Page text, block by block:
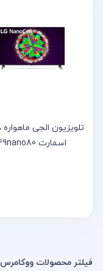
اسمارت 49nano80
فیلتر محصولات ووکامرس